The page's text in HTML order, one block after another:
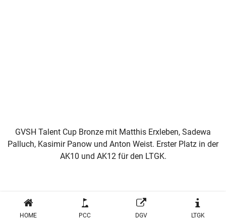
GVSH Talent Cup Bronze mit Matthis Erxleben, Sadewa
Palluch, Kasimir Panow und Anton Weist. Erster Platz in der
AK10 und AK12 für den LTGK.
HOME PCC DGV LTGK